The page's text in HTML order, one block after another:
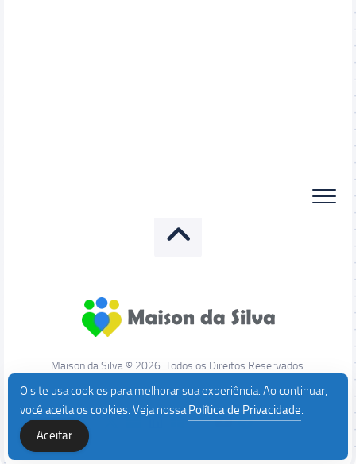
Maison da Silva © 2026. Todos os Direitos Reservados.
O site usa cookies para melhorar sua experiência. Ao continuar,
você aceita os cookies. Veja nossaPolítica de Privacidade.
Aceitar